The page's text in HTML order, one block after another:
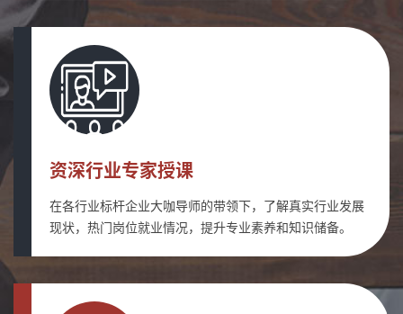
资深行业专家授课
在各行业标杆企业大咖导师的带领下，了解真实行业发展
现状，热门岗位就业情况，提升专业素养和知识储备。